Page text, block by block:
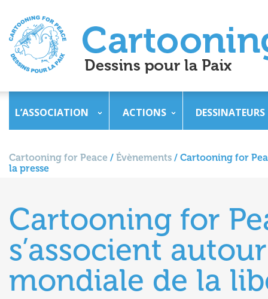
L’ASSOCIATION ACTIONS DESSINATEURS
Cartooning for Peace / Évènements / Cartooning for
la presse
Cartooning for
s’associent
mondiale de la